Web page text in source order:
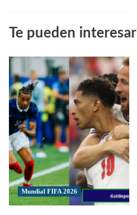
UNEV
remontó
y
le
quitó
el
invicto
al
Atl.
Romana
Te pueden interesar
Mundial FIFA 2026